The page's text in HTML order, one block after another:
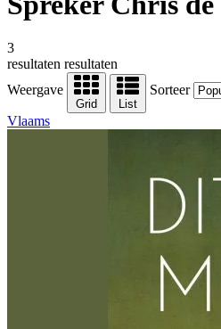
3
resultaten resultaten
Weergave
Grid List
Sorteer
Vlaams